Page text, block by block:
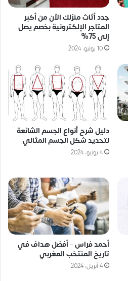
جدد أثاث منزلك الآن من أكبر
المتاجر الإلكترونية بخصم يصل
إلى 75%
10 يوليو، 2024
دليل شرح أنواع الجسم الشائعة
لتحديد شكل الجسم المثالي
4 يونيو، 2024
أحمد فراس – أفضل هداف في
تاريخ المنتخب المغربي
4 أبريل، 2024